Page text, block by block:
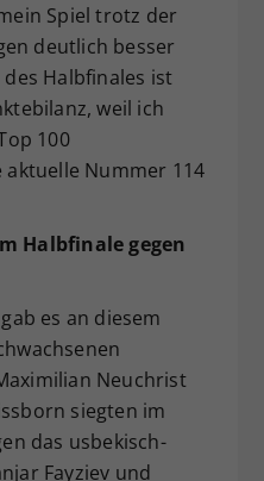
Spiel trotz der
deutlich besser
Halbfinales ist
weil ich
100
aktuelle Nummer 114
Halbfinale gegen
es an diesem
Neuchrist
siegten im
das usbekisch-
Fayziev und